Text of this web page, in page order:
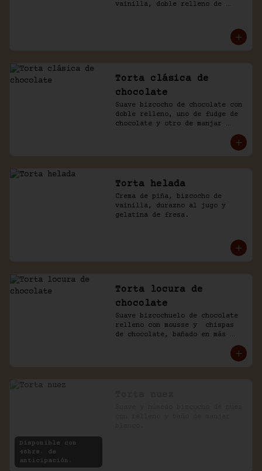
vainilla, doble relleno de
Torta clásica de
chocolate
Suave bizcocho de chocolate con
doble relleno, uno de fudge de
chocolate y otro de manjar
blanco. Cubierto en más fudge y
Torta helada
Crema de piña, bizcocho de
vainilla, durazno al jugo y
gelatina de fresa.
Torta locura de
chocolate
Suave bizcochuelo de chocolate
relleno con mousse y  chispas
de chocolate, bañado en más
Disponible con
48hrs. de
anticipación.